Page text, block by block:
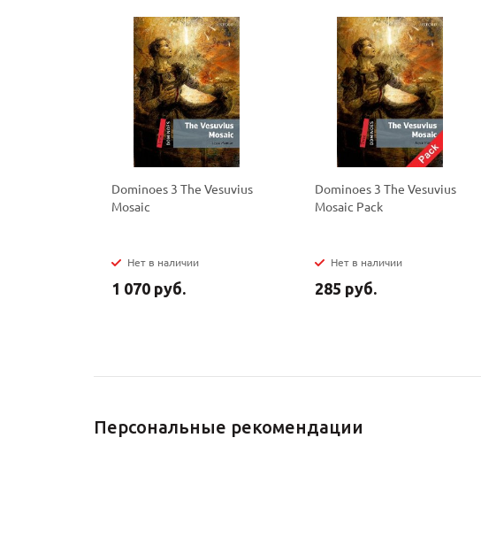
Dominoes 3 The Vesuvius
Mosaic
Нет в наличии
1 070 руб.
Dominoes 3 The Vesuvius
Mosaic Pack
Нет в наличии
285 руб.
Персональные рекомендации